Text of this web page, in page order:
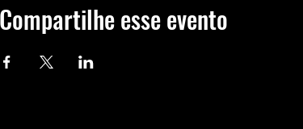
Compartilhe esse evento